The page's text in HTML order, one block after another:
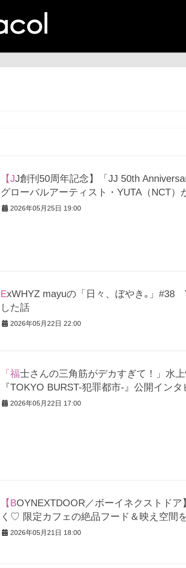
【JJ創刊50周年記念】「JJ 50th Anniversary EDITION」表紙に、
グローバルアーティスト・YUTA（NCT）
2026年05月25日 19:00
ExWHYZ mayuの「日々、ぼやき｡」#38 YouTubeが心を明るく
した話
2026年05月22日 22:00
「福士さんの三角筋がデカすぎて！」水上恒司＆福士蒼汰／映画
『TOKYO BURST-犯罪都市-』公開インタ
2026年05月22日 17:00
【BOYNEXTDOOR／ボーイネクストドア】春の世界観にときめ
く♡ 限定カフェの絶品フード＆映え空間
2026年05月21日 18:00